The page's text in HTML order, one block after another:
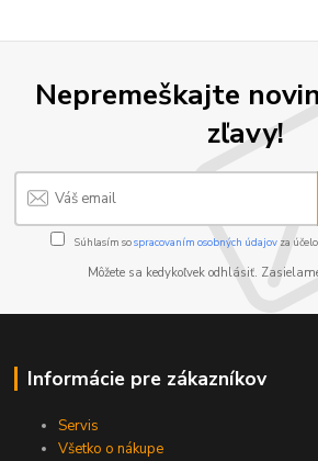
Nepremeškajte
zľavy!
Súhlasím sospracovaním osobných údajov za
Môžete sa kedykoľvek odhlásiť.
Informácie pre zákazníkov
Servis
Všetko o nákupe